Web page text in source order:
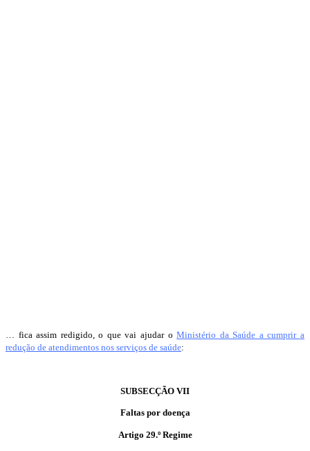
… fica assim redigido, o que vai ajudar oMinistério da Saúde a cumprir a
redução de atendimentos nos serviços de saúde:
SUBSECÇÃO VII
Faltas por doença
Artigo 29.º Regime